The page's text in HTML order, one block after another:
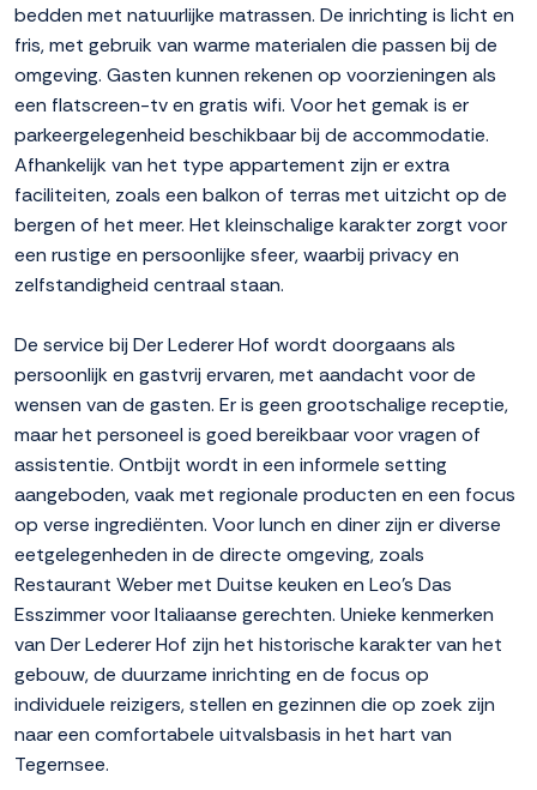
bedden met natuurlijke matrassen. De inrichting is licht en
fris, met gebruik van warme materialen die passen bij de
omgeving. Gasten kunnen rekenen op voorzieningen als
een flatscreen-tv en gratis wifi. Voor het gemak is er
parkeergelegenheid beschikbaar bij de accommodatie.
Afhankelijk van het type appartement zijn er extra
faciliteiten, zoals een balkon of terras met uitzicht op de
bergen of het meer. Het kleinschalige karakter zorgt voor
een rustige en persoonlijke sfeer, waarbij privacy en
zelfstandigheid centraal staan.
De service bij Der Lederer Hof wordt doorgaans als
persoonlijk en gastvrij ervaren, met aandacht voor de
wensen van de gasten. Er is geen grootschalige receptie,
maar het personeel is goed bereikbaar voor vragen of
assistentie. Ontbijt wordt in een informele setting
aangeboden, vaak met regionale producten en een focus
op verse ingrediënten. Voor lunch en diner zijn er diverse
eetgelegenheden in de directe omgeving, zoals
Restaurant Weber met Duitse keuken en Leo's Das
Esszimmer voor Italiaanse gerechten. Unieke kenmerken
van Der Lederer Hof zijn het historische karakter van het
gebouw, de duurzame inrichting en de focus op
individuele reizigers, stellen en gezinnen die op zoek zijn
naar een comfortabele uitvalsbasis in het hart van
Tegernsee.